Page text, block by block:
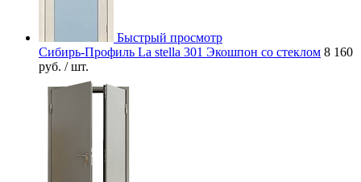
Быстрый просмотр
Сибирь-Профиль La stella 301 Экошпон со стеклом 8 160
руб. / шт.